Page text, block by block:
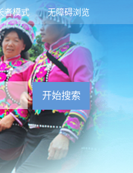
无障碍浏览
者模式